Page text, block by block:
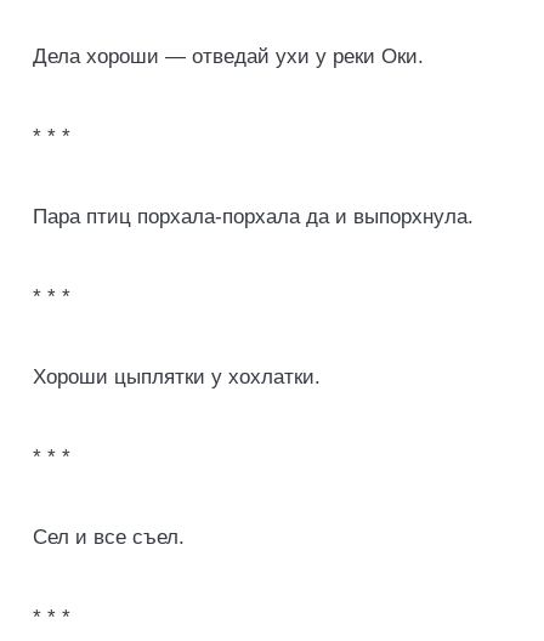
Дела хороши — отведай ухи у реки Оки.
* * *
Пара птиц порхала-порхала да и выпорхнула.
* * *
Хороши цыплятки у хохлатки.
* * *
Сел и все съел.
* * *